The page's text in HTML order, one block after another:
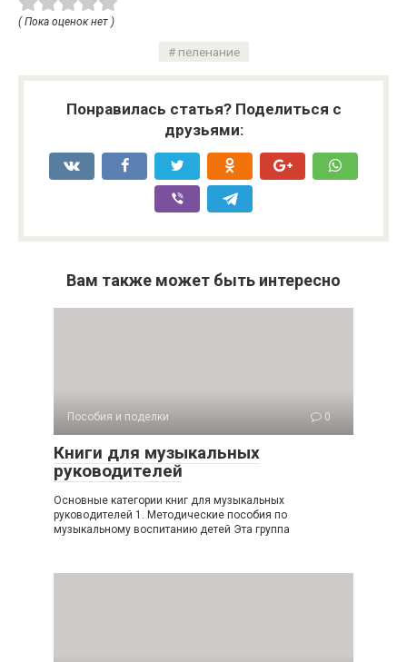
( Пока оценок нет )
пеленание
Понравилась статья? Поделиться с
друзьями:
Вам также может быть интересно
Пособия и поделки 0
Книги для музыкальных
руководителей
Основные категории книг для музыкальных
руководителей 1. Методические пособия по
музыкальному воспитанию детей Эта группа